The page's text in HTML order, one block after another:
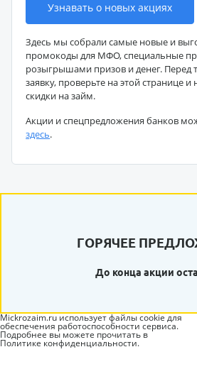
Узнавать о новых акциях
Здесь мы собрали самые новые и
промокоды для МФО, специальные
розыгрышами призов и денег. Перед
заявку, проверьте на этой странице
скидки на займ.
Акции и спецпредложения банков
здесь.
ГОРЯЧЕЕ
До конца акции
Mickrozaim.ru использует файлы cookie для
обеспечения работоспособности сервиса.
Подробнее вы можете прочитать в
Политике конфиденциальности.